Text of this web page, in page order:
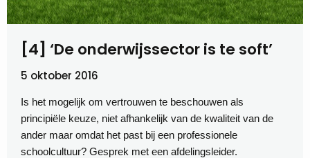
[4] ‘De onderwijssector is te soft’
5 oktober 2016
Is het mogelijk om vertrouwen te beschouwen als
principiële keuze, niet afhankelijk van de kwaliteit van de
ander maar omdat het past bij een professionele
schoolcultuur? Gesprek met een afdelingsleider.